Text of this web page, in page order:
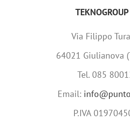
Via Filippo
64021 Giulianova
Tel. 085
Email:
P.IVA